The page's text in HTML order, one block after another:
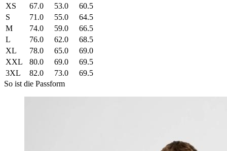
XS
67.0 53.0
60.5
S
71.0 55.0
64.5
M
74.0 59.0
66.5
L
76.0 62.0
68.5
XL
78.0 65.0
69.0
XXL
80.0 69.0
69.5
3XL
82.0 73.0
69.5
So ist die Passform